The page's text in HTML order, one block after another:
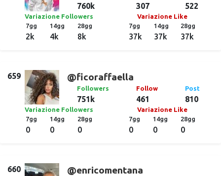
760k 307 522
Variazione Followers
7gg
2k
14gg
4k
28gg
8k
Variazione Like
7gg
37k
14gg
37k
28gg
37k
659 @ficoraffaella
Followers
751k
Follow
461
Post
810
Variazione Followers
7gg
0
14gg
0
28gg
0
Variazione Like
7gg
0
14gg
0
28gg
0
660 @enricomentana